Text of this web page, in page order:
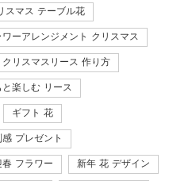
スマス テーブル花
ワーアレンジメント クリスマス
クリスマスリース 作り方
と楽しむ リース
ギフト 花
感 プレゼント
春 フラワー 新年 花 デザイン